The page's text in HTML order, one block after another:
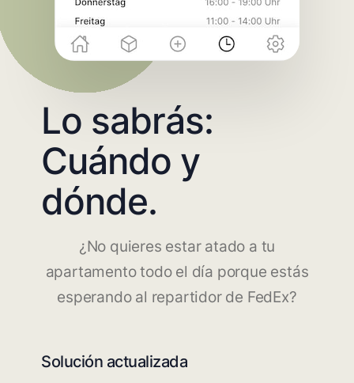
Lo sabrás:
Cuándo y
dónde.
¿No quieres estar atado a tu
apartamento todo el día porque estás
esperando al repartidor de FedEx?
Solución actualizada